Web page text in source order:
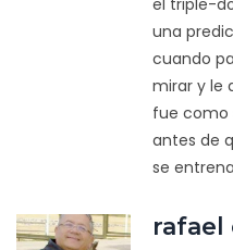
una
cuando
mirar y le
fue como
antes de
se
rafael